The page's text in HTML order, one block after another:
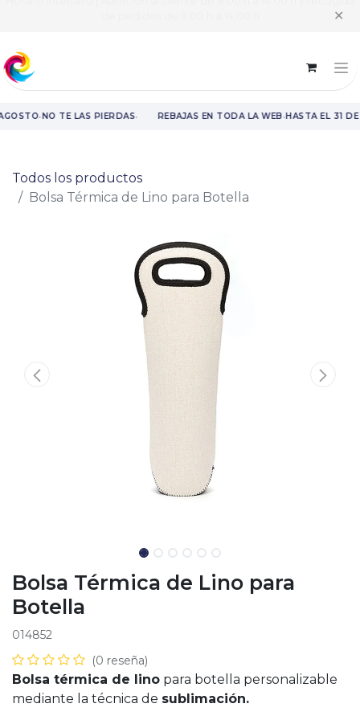
✕
·NO TE LAS PIERDAS· REBAJAS EN TODA LA WEB·HASTA EL 31 DE
Todos los productos
Bolsa Térmica de Lino para Botella
Bolsa Térmica de Lino para
Botella
014852
(0 reseña)
Bolsa térmica de lino para botella personalizable
mediante la técnica de sublimación.